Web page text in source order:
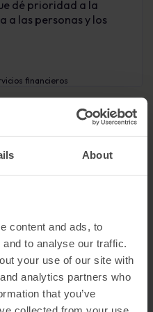
About
content and ads, to
to analyse our traffic.
your use of our site with
analytics partners who
that you’ve
dé prioridad a la
a las personas y los
seguros
medida
plataforma todo en
y el cumplimiento.
ofrece formación específica
y proporciona informes